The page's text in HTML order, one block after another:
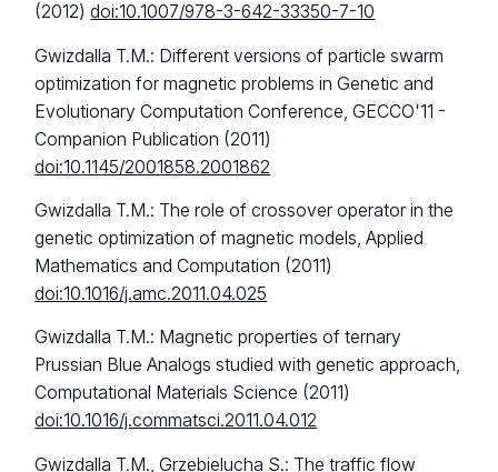
(2012)doi:10.1007/978-3-642-33350-7-10
Gwizdalla T.M.: Different versions of particle swarm
optimization for magnetic problems in Genetic and
Evolutionary Computation Conference, GECCO'11 -
Companion Publication (2011)
doi:10.1145/2001858.2001862
Gwizdalla T.M.: The role of crossover operator in the
genetic optimization of magnetic models, Applied
Mathematics and Computation (2011)
doi:10.1016/j.amc.2011.04.025
Gwizdalla T.M.: Magnetic properties of ternary
Prussian Blue Analogs studied with genetic approach,
Computational Materials Science (2011)
doi:10.1016/j.commatsci.2011.04.012
Gwizdalla T.M., Grzebielucha S.: The traffic flow